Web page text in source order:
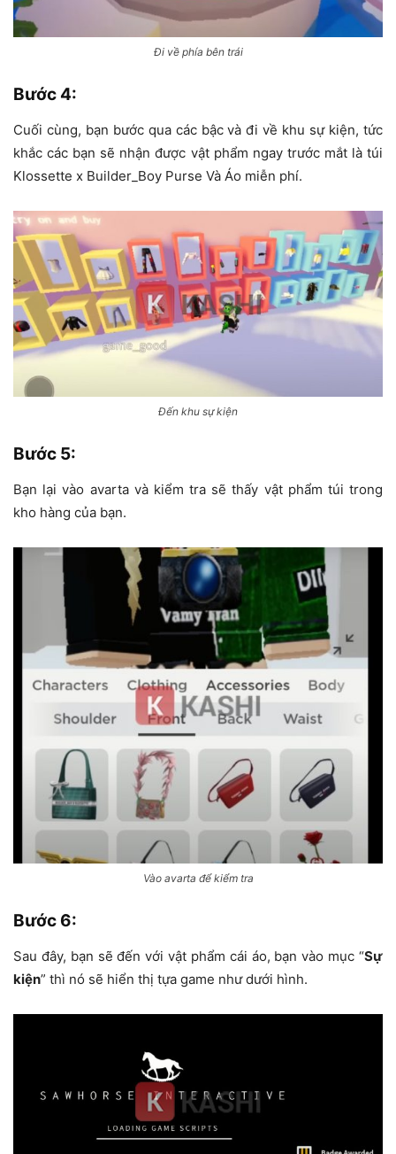
Đi về phía bên trái
Bước 4:
Cuối cùng, bạn bước qua các bậc và đi về khu sự kiện, tức
khắc các bạn sẽ nhận được vật phẩm ngay trước mắt là túi
Klossette x Builder_Boy Purse Và Áo miễn phí.
Đến khu sự kiện
Bước 5:
Bạn lại vào avarta và kiểm tra sẽ thấy vật phẩm túi trong
kho hàng của bạn.
Vào avarta để kiểm tra
Bước 6:
Sau đây, bạn sẽ đến với vật phẩm cái áo, bạn vào mục “Sự
kiện” thì nó sẽ hiển thị tựa game như dưới hình.